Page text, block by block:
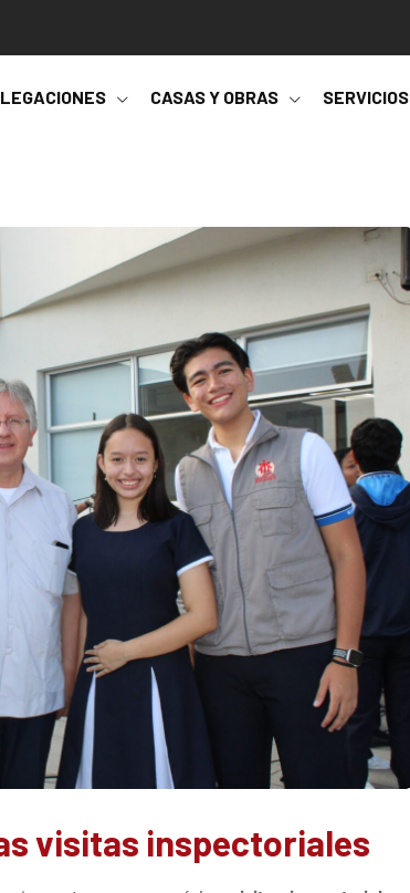
CASAS Y OBRAS SERVICIOS
visitas inspectoriales